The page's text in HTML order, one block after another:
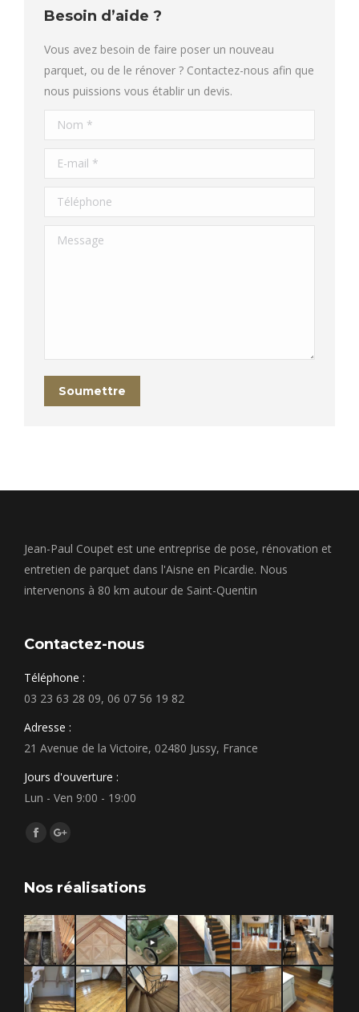
Besoin d’aide ?
Vous avez besoin de faire poser un nouveau
parquet, ou de le rénover ? Contactez-nous afin que
nous puissions vous établir un devis.
Nom *
E-mail *
Téléphone
Message
Soumettre
Jean-Paul Coupet est une entreprise de pose, rénovation et
entretien de parquet dans l'Aisne en Picardie. Nous
intervenons à 80 km autour de Saint-Quentin
Contactez-nous
Téléphone :
03 23 63 28 09, 06 07 56 19 82
Adresse :
21 Avenue de la Victoire, 02480 Jussy, France
Jours d'ouverture :
Lun - Ven 9:00 - 19:00
Trouvez nous sur :
FacebookGoogle+
Nos réalisations